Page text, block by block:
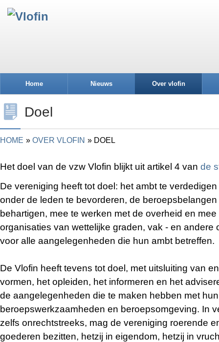
Home Nieuws Over vlofin
Doel
HOME OVER VLOFIN DOEL
Het doel van de vzw Vlofin blijkt uit artikel 4 van de
De vereniging heeft tot doel: het ambt te
onder de leden te bevorderen, de
behartigen, mee te werken met de overheid en
organisaties van wettelijke graden, vak - en andere
voor alle aangelegenheden die hun ambt betreffen.
De Vlofin heeft tevens tot doel, met uitsluiting van
vormen, het opleiden, het informeren en het
de aangelegenheden die te maken hebben met hun
beroepswerkzaamheden en beroepsomgeving. In
zelfs onrechtstreeks, mag de vereniging roerende
goederen bezitten, hetzij in eigendom, hetzij in